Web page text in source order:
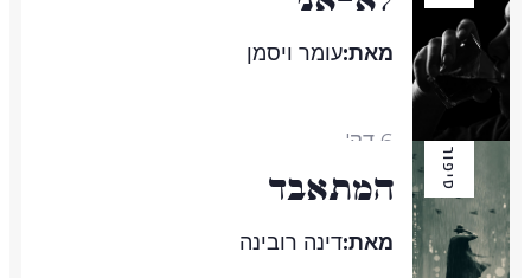
מאת:עומר ויסמן
6 דק'
סיפור המתאבד
מאת:דינה רובינה